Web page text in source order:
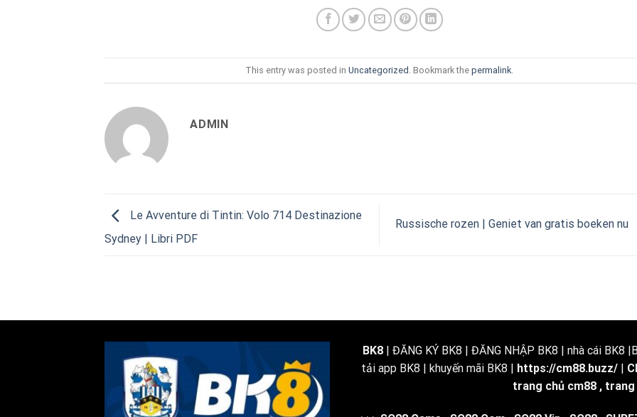
This entry was posted in Uncategorized . Bookmark the permalink.
ADMIN
Le Avventure di Tintin: Volo 714 Destinazione
Sydney | Libri PDF
Russische rozen | Geniet van gratis boeken nu
BK8 | ĐĂNG KÝ BK8 | ĐĂNG NHẬP BK8 | nhà cái BK8
tải app BK8 | khuyến mãi BK8 | https://cm88.buzz/|
trang chủ cm88 , trang